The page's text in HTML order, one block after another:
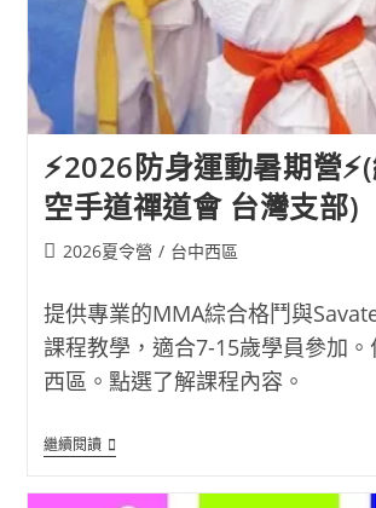
⚡2026防身運動暑期營
空手道禪道會 台灣支部)
Post2026夏令營 / 台中西區
提供專業的MMA綜合格鬥與
課程教學，適合7-15歲學員參加
西區。點選了解課程內容。
繼續閱讀⚡2026
防